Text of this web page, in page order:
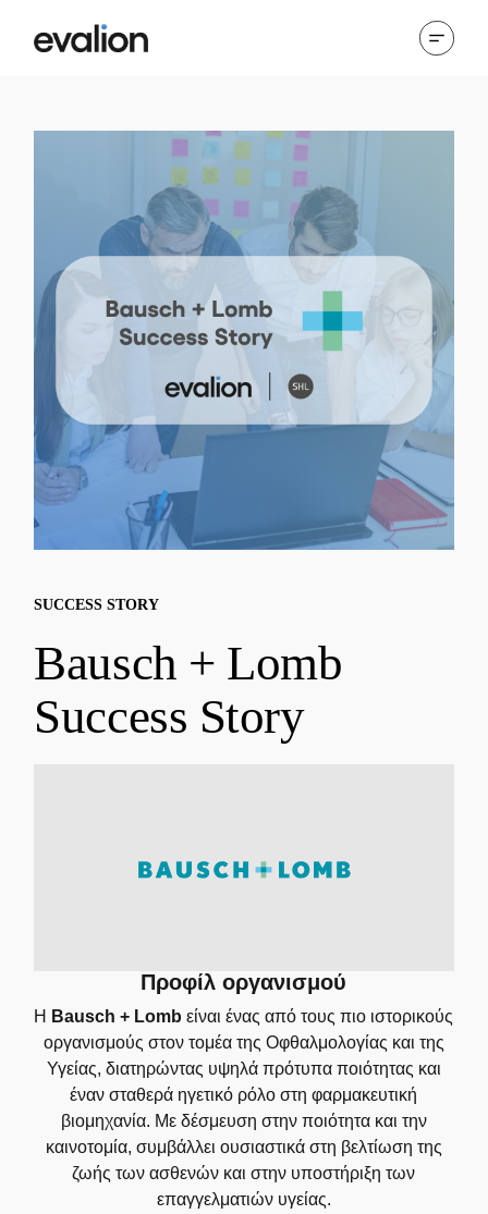
SUCCESS STORY
Bausch + Lomb
Success Story
Προφίλ οργανισμού
Η Bausch + Lomb είναι ένας από τους πιο ιστορικούς
οργανισμούς στον τομέα της Οφθαλμολογίας και της
Υγείας, διατηρώντας υψηλά πρότυπα ποιότητας και
έναν σταθερά ηγετικό ρόλο στη φαρμακευτική
βιομηχανία. Με δέσμευση στην ποιότητα και την
καινοτομία, συμβάλλει ουσιαστικά στη βελτίωση της
ζωής των ασθενών και στην υποστήριξη των
επαγγελματιών υγείας.